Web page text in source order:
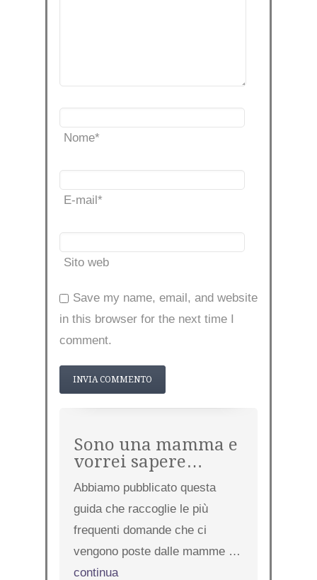
Nome*
E-mail*
Sito web
Save my name, email, and website
in this browser for the next time I
comment.
Sono una mamma e
vorrei sapere…
Abbiamo pubblicato questa
guida che raccoglie le più
frequenti domande che ci
vengono poste dalle mamme …
continua